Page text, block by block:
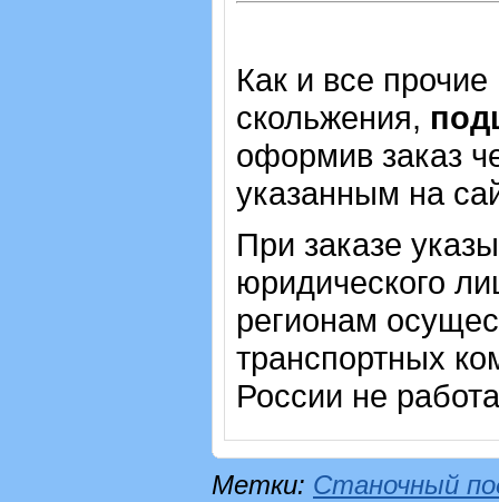
Как и все
скольжения,
оформив заказ
указанным на
При заказе
юридического
регионам
транспортных
России не
Метки: Станочный